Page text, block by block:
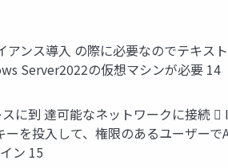
ンス導入 の際に必要なのでテキス
Server2022の仮想マシンが必要 14
に到 達可能なネットワークに接続
を投入して、権限のあるユーザー
ン 15